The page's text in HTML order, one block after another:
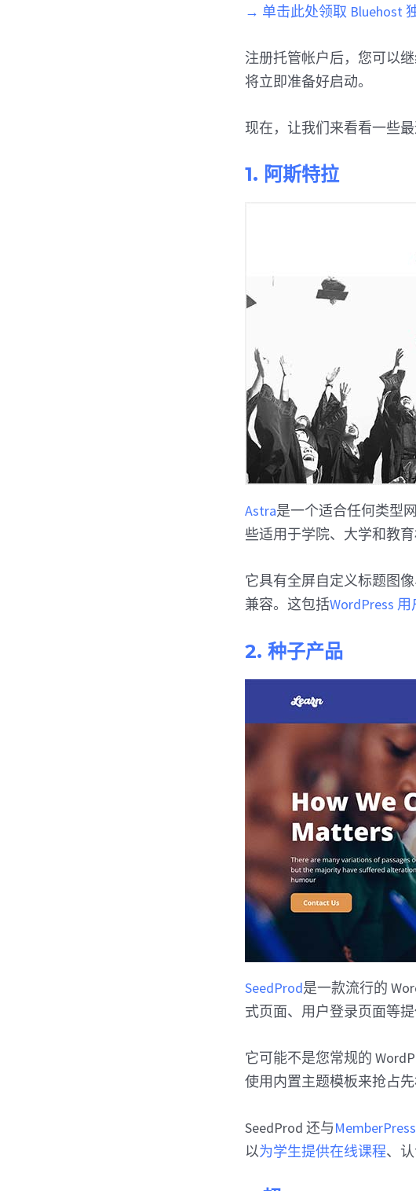
→ 单击此处领取 Bluehost
注册托管帐户后，您可以
将立即准备好启动。
现在，让我们来看看一些最
1. 阿斯特拉
Astra是一个适合任何类型
些适用于学院、大学和教育
它具有全屏自定义标题图
兼容。这包括WordPress
2. 种子产品
SeedProd是一款流行的
式页面、用户登录页面等提
它可能不是您常规的
使用内置主题模板来抢占
SeedProd 还与MemberPress
以为学生提供在线课程、认